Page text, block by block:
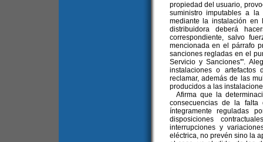
propiedad del usuario,
suministro imputables a
mediante la instalación en
distribuidora deberá
correspondiente, salvo
mencionada en el párrafo
sanciones regladas en el
Servicio y Sanciones'".
instalaciones o
reclamar, además de las
producidos a las
Afirma que la
consecuencias de la
íntegramente reguladas
disposiciones
interrupciones y
eléctrica, no prevén sino la